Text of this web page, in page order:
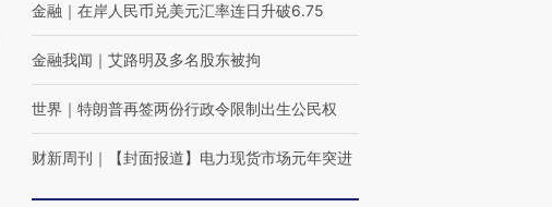
金融 ｜ 在岸人民币兑美元汇率连日升破6.75
金融我闻 ｜ 艾路明及多名股东被拘
世界 ｜ 特朗普再签两份行政令限制出生公民权
财新周刊 ｜ 【封面报道】电力现货市场元年突进